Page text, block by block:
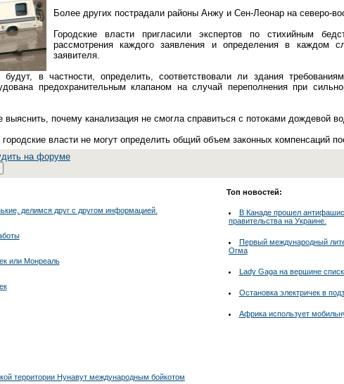
Более других пострадали районы Анжу и Сен-Леонар на северо-
Городские власти пригласили экспертов по стихийным
рассмотрения каждого заявления и определения в каждом
заявителя.
в частности, определить, соответствовали ли здания
предохранительным клапаном на случай переполнения при
выяснить, почему канализация не смогла справиться с потоками дождевой
власти не могут определить общий объем законных компенсаций
на форуме
Топ новостей:
делимся друг с другом информацией.
или Монреаль
В Канаде прошел
правительства на Украине.
Первый международный
Огма
Lady Gaga на вершине
Остановка электричек в
Африка использует
территории Нунавут международным бойкотом